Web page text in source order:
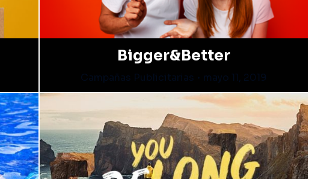
Bigger&Better
Campañas Publicitarias mayo 11, 2019